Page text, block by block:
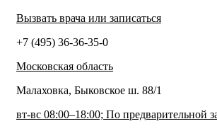
Вызвать врача или записаться
+7 (495) 36-36-35-0
Московская область
Малаховка, Быковское ш. 88/1
вт-вс 08:00–18:00; По предварительной